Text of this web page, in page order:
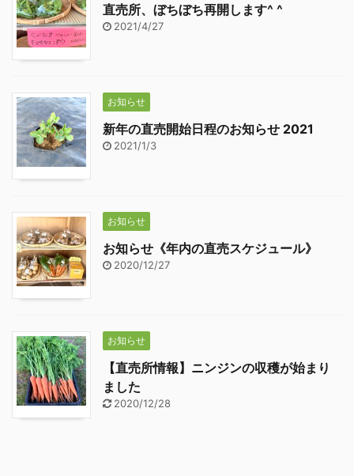
直売所、ぼちぼち再開します^ ^
2021/4/27
お知らせ
新年の直売開始日程のお知らせ 2021
2021/1/3
お知らせ
お知らせ《年内の直売スケジュール》
2020/12/27
お知らせ
【直売所情報】ニンジンの収穫が始まり
ました
2020/12/28